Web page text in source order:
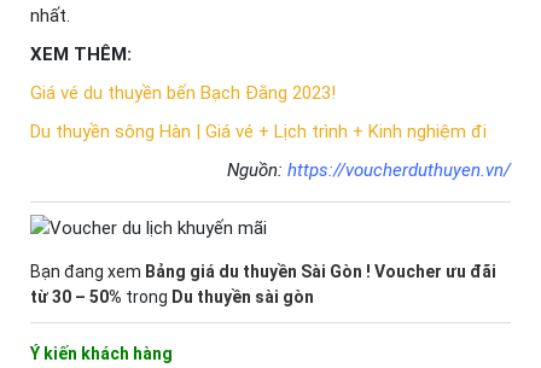
nhất.
XEM THÊM:
Giá vé du thuyền bến Bạch Đằng 2023!
Du thuyền sông Hàn | Giá vé + Lịch trình + Kinh nghiệm đi
Nguồn: https://voucherduthuyen.vn/
Bạn đang xem Bảng giá du thuyền Sài Gòn ! Voucher ưu đãi
từ 30 – 50% trong Du thuyền sài gòn
Ý kiến khách hàng